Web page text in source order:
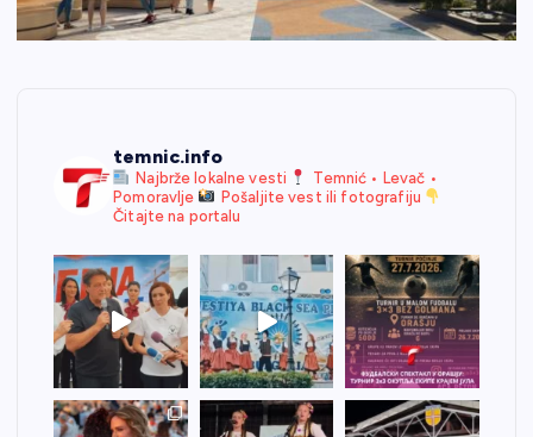
temnic.info
Najbrže lokalne vesti
Temnić • Levač •
Pomoravlje
Pošaljite vest ili fotografiju
Čitajte na portalu